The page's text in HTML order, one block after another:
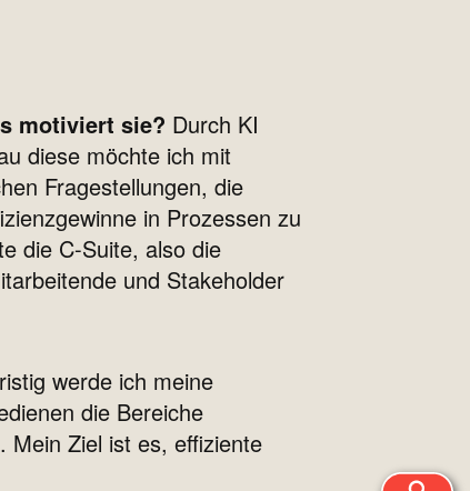
motiviert sie? Durch KI
diese möchte ich mit
Fragestellungen, die
in Prozessen zu
die C-Suite, also die
und Stakeholder
werde ich meine
die Bereiche
Mein Ziel ist es, effiziente